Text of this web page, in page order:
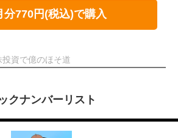
分770円(税込)で購入
資で億のほそ道
クナンバーリスト